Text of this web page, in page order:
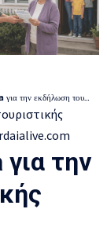
προβολής της Π.Ε. Γρεβενών (βίντεο)
την